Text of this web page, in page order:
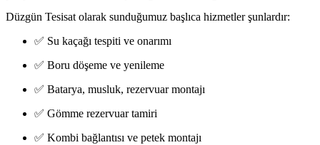
Düzgün Tesisat olarak sunduğumuz başlıca hizmetler şunlardır:
✅ Su kaçağı tespiti ve onarımı
✅ Boru döşeme ve yenileme
✅ Batarya, musluk, rezervuar montajı
✅ Gömme rezervuar tamiri
✅ Kombi bağlantısı ve petek montajı